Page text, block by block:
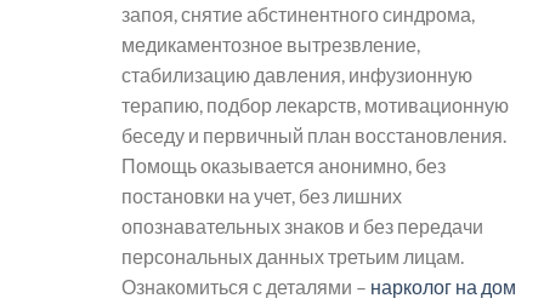
запоя, снятие абстинентного синдрома,
медикаментозное вытрезвление,
стабилизацию давления, инфузионную
терапию, подбор лекарств, мотивационную
беседу и первичный план восстановления.
Помощь оказывается анонимно, без
постановки на учет, без лишних
опознавательных знаков и без передачи
персональных данных третьим лицам.
Ознакомиться с деталями – нарколог на дом